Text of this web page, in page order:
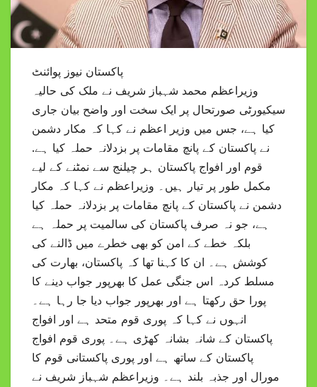
پاکستان نیوز پوائنٹ
وزیراعظم محمد شہباز شریف نے ملک کی حالیہ
سیکیورٹی صورتحال پر ایک سخت اور واضح بیان جاری
کیا ہے، جس میں وزیر اعظم نے کہا کہ مکار دشمن
نے پاکستان کے پانچ مقامات پر بزدلانہ حملہ کیا ہے.
قوم اور افواج پاکستان ہر چیلنج سے نمٹنے کے لیے
مکمل طور پر تیار ہیں۔ وزیراعظم نے کہا کہ مکار
دشمن نے پاکستان کے پانچ مقامات پر بزدلانہ حملہ کیا
ہے، جو نہ صرف پاکستان کی سالمیت پر حملہ ہے
بلکہ خطے کے امن کو بھی خطرے میں ڈالنے کی
کوشش ہے۔ ان کا کہنا تھا کہ پاکستان، بھارت کی
مسلط کردہ اس جنگی عمل کا بھرپور جواب دینے کا
پورا حق رکھتا ہے اور بھرپور جواب دیا جا رہا ہے۔
انہوں نے کہا کہ پوری قوم متحد ہے اور افواج
پاکستان کے شانہ بشانہ کھڑی ہے۔ پوری قوم افواج
پاکستان کے ساتھ ہے اور پوری پاکستانی قوم کا
مورال اور جذبہ بلند ہے۔ وزیراعظم شہباز شریف نے